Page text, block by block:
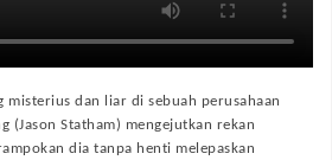
misterius dan liar di sebuah perusahaan
(Jason Statham) mengejutkan rekan
dia tanpa henti melepaskan